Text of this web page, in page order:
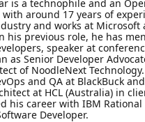
is a technophile and an
around 17 years of
and works at Microsoft
his previous role, he has
speaker at
as Senior Developer
of NoodleNext
and QA at BlackBuck
at HCL (Australia) in
his career with IBM
Developer.